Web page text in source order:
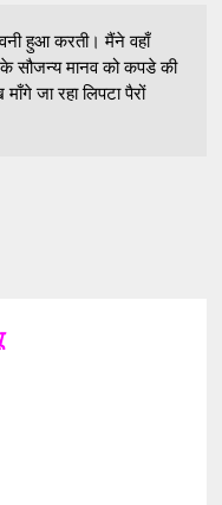
हुआ करती। मैंने वहाँ
सौजन्य मानव को कपडे की
जा रहा लिपटा पैरों